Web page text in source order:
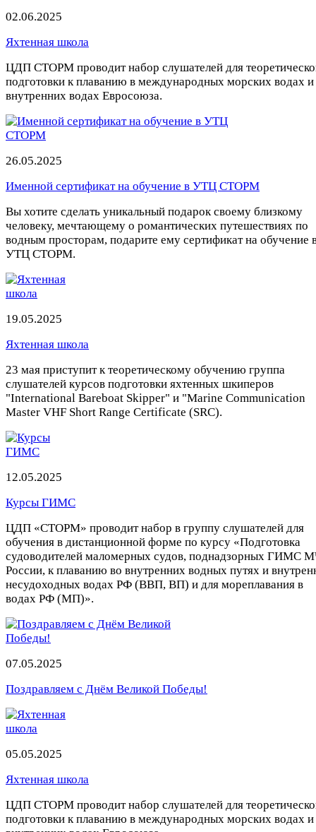
02.06.2025
Яхтенная школа
ЦДП СТОРМ проводит набор слушателей для
подготовки к плаванию в международных морских водах и
внутренних водах Евросоюза.
26.05.2025
Именной сертификат на обучение в УТЦ СТОРМ
Вы хотите сделать уникальный подарок своему близкому
человеку, мечтающему о романтических путешествиях по
водным просторам, подарите ему сертификат на обучение
УТЦ СТОРМ.
19.05.2025
Яхтенная школа
23 мая приступит к теоретическому обучению группа
слушателей курсов подготовки яхтенных шкиперов
"International Bareboat Skipper" и "Marine Communication
Master VHF Short Range Certificate (SRC).
12.05.2025
Курсы ГИМС
ЦДП «СТОРМ» проводит набор в группу слушателей для
обучения в дистанционной форме по курсу «Подготовка
судоводителей маломерных судов, поднадзорных ГИМС
России, к плаванию во внутренних водных путях и
несудоходных водах РФ (ВВП, ВП) и для мореплавания в
водах РФ (МП)».
07.05.2025
Поздравляем с Днём Великой Победы!
05.05.2025
Яхтенная школа
ЦДП СТОРМ проводит набор слушателей для
подготовки к плаванию в международных морских водах и